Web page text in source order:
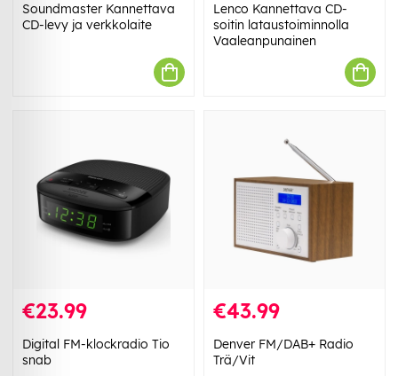
Soundmaster Kannettava
CD-levy ja verkkolaite
Lenco Kannettava CD-
soitin lataustoiminnolla
Vaaleanpunainen
€23.99
Digital FM-klockradio Tio
snab
€43.99
Denver FM/DAB+ Radio
Trä/Vit